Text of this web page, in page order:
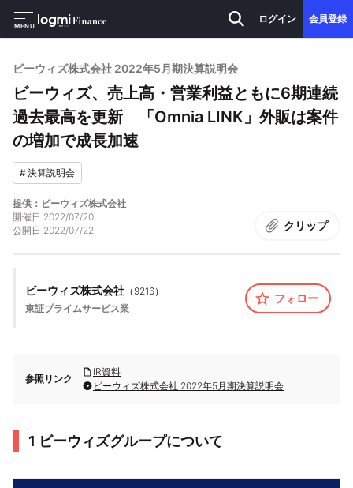
MENU
ログイン 会員登録
ビーウィズ株式会社 2022年5月期決算説明会
ビーウィズ、売上高・営業利益ともに6期連続
過去最高を更新 「Omnia LINK」外販は案件
の増加で成長加速
#決算説明会
提供：ビーウィズ株式会社
開催日 2022/07/20
公開日 2022/07/22 クリップ
ビーウィズ株式会社 （ 9216）
東証プライムサービス業
フォロー
参照リンク
IR資料
ビーウィズ株式会社 2022年5月期決算説明会
1 ビーウィズグループについて